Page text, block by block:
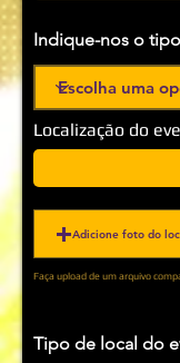
Indique-nos o
Localização do
Adicione foto do
Faça upload de um arquivo
Tipo de local do